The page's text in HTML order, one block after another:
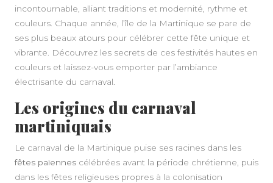
incontournable, alliant traditions et modernité, rythme et
couleurs. Chaque année, l’île de la Martinique se pare de
ses plus beaux atours pour célébrer cette fête unique et
vibrante. Découvrez les secrets de ces festivités hautes en
couleurs et laissez-vous emporter par l’ambiance
électrisante du carnaval.
Les origines du carnaval
martiniquais
Le carnaval de la Martinique puise ses racines dans les
fêtes païennes célébrées avant la période chrétienne, puis
dans les fêtes religieuses propres à la colonisation